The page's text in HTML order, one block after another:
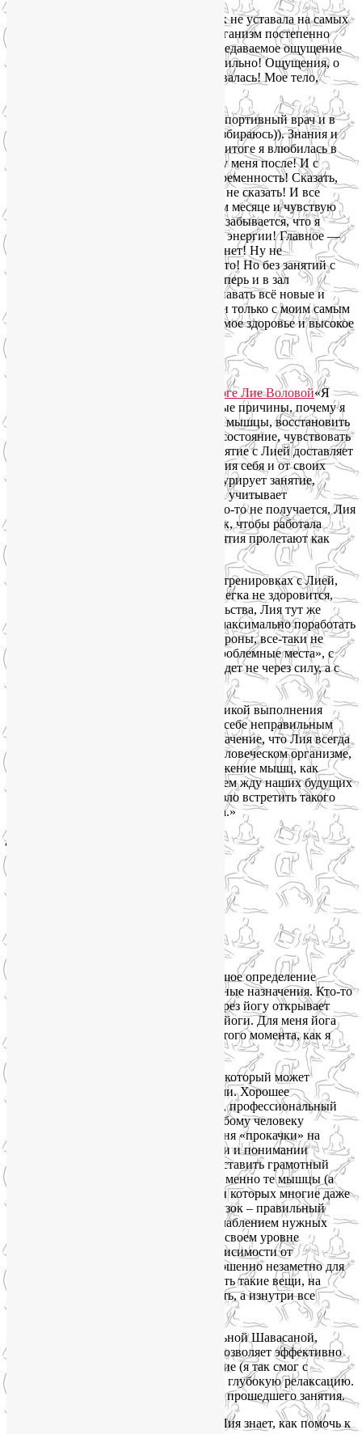
После первого занятия я устала так, как не уставала на самых
силовых своих тренировках! Потом организм постепенно
начал привыкать, и я «подсела»! Непередаваемое ощущение
того, что организм начал работать правильно! Ощущения, о
которых я никогда раньше и не догадывалась! Мое тело,
Хотелось бы ещё отметить, что сама я спортивный врач и в
биомеханике,анатомии,физиологии разбираюсь)). Знания и
опыт Лии меня привели в восторг!!! В итоге я влюбилась в
наши занятия, в то состояние, которое у меня после! И с
такими ощущениями протекает моя беременность! Сказать,
что я счастливая беременная — ничего не сказать! И все
благодаря нашей йоге! Сейчас я на 9-ом месяце и чувствую
себя просто превосходно! Иногда даже забывается, что я
беременная, кажется, что столько сил и энергии! Главное —
ничего не болит, дышать легко, отеков нет! Ну не
беременность, а подарок судьбы какой-то! Но без занятий с
Лией так бы не было — это точно!!! Теперь и в зал
возвращаться не хочется)) Хочется познавать всё новые и
новые возможности своего организма и только с моим самым
лучшим тренером по йоге! Спасибо за мое здоровье и высокое
«Я
занимаюсь с Лией три месяца. Основные причины, почему я
начала заниматься йогой, — подтянуть мышцы, восстановить
гибкость, улучшить общее физическое состояние, чувствовать
себя цельной и собранной. Каждое занятие с Лией доставляет
мне огромное удовольствие от ощущения себя и от своих
достижений. Лия замечательно структурирует занятие,
постепенно усиливает нагрузки, всегда учитывает
индивидуальные особенности. Если что-то не получается, Лия
тут же заменяет упражнение другим так, чтобы работала
целевая группа мышц. 1,5-часовые занятия пролетают как
Что особенно ценно для меня в наших тренировках с Лией,
это индивидуальный подход — если слегка не здоровится,
упадок сил или еще какие-то обстоятельства, Лия тут же
перестраивает тренировку так, чтобы максимально поработать
над возникшей проблемой, с одной стороны, все-таки не
оставить без внимания постоянные «проблемные места», с
другой стороны, но при этом занятие идет не через силу, а с
Лия всегда внимательно следит за техникой выполнения
упражнений, ведь важно не навредить себе неправильным
исполнением. Также для меня имеет значение, что Лия всегда
дает пояснения, как и что работает в человеческом организме,
на что воздействует то или иное напряжение мышц, как
взаимосвязаны процессы. С нетерпением жду наших будущих
тренировок с Лией, рада, что мне повезло встретить такого
профессионала и прекрасного человека.»
«Йога – это большое определение
сложных процессов у которых есть разные назначения. Кто-то
занимается йогой для спорта, кто-то через йогу открывает
чакры, а кто-то занимается йогой ради йоги. Для меня йога
была совершенно закрытой книгой до того момента, как я
Лия В. – специалист с большой буквы, который может
реализовать любые поставленные задачи. Хорошее
образование, аналитический склад ума, профессиональный
контроль за участниками позволяет любому человеку
присоединиться к группе разного уровня «прокачки» на
любом этапе. Хорошее знание анатомии и понимании
мышечной моторики позволяет Лие составить грамотный
курс упражнений, который развивает именно те мышцы (а
может быть и мысли), о существовании которых многие даже
не догадывались. После силовых нагрузок – правильный
отдых с «прицельной» растяжкой\расслаблением нужных
мышц. Все упражнения выполняют на своем уровне
сложности и в разных вариациях, в зависимости от
возможностей занимающегося. И совершенно незаметно для
себя организм начинает позволять делать такие вещи, на
которые со стороны страшно посмотреть, а изнутри все
Каждое занятие заканчивает замечательной Шавасаной,
которая раскрывает внутренний мир, позволяет эффективно
произвести самооценку и самоисцеление (я так смог с
простудой справиться) и провалиться в глубокую релаксацию.
Также Шавасана – хороший индикатор прошедшего занятия.
Если есть желание быть здоровым, то Лия знает, как помочь к